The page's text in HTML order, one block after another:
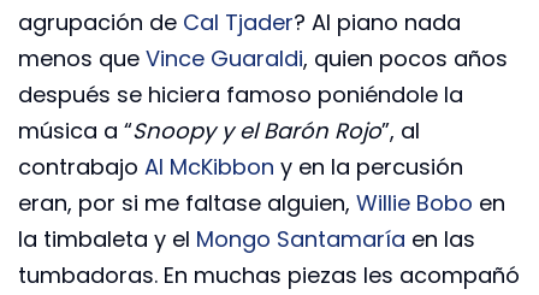
agrupación de Cal Tjader? Al piano nada
menos que Vince Guaraldi, quien pocos años
después se hiciera famoso poniéndole la
música a “Snoopy y el Barón Rojo”, al
contrabajo Al McKibbon y en la percusión
eran, por si me faltase alguien, Willie Bobo en
la timbaleta y el Mongo Santamaría en las
tumbadoras. En muchas piezas les acompañó